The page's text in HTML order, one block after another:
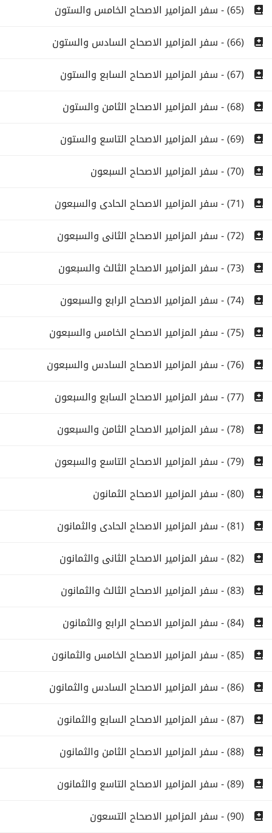
(65) - سفر المزامير الاصحاح الخامس والستون
(66) - سفر المزامير الاصحاح السادس والستون
(67) - سفر المزامير الاصحاح السابع والستون
(68) - سفر المزامير الاصحاح الثامن والستون
(69) - سفر المزامير الاصحاح التاسع والستون
(70) - سفر المزامير الاصحاح السبعون
(71) - سفر المزامير الاصحاح الحادى والسبعون
(72) - سفر المزامير الاصحاح الثانى والسبعون
(73) - سفر المزامير الاصحاح الثالث والسبعون
(74) - سفر المزامير الاصحاح الرابع والسبعون
(75) - سفر المزامير الاصحاح الخامس والسبعون
(76) - سفر المزامير الاصحاح السادس والسبعون
(77) - سفر المزامير الاصحاح السابع والسبعون
(78) - سفر المزامير الاصحاح الثامن والسبعون
(79) - سفر المزامير الاصحاح التاسع والسبعون
(80) - سفر المزامير الاصحاح الثمانون
(81) - سفر المزامير الاصحاح الحادى والثمانون
(82) - سفر المزامير الاصحاح الثانى والثمانون
(83) - سفر المزامير الاصحاح الثالث والثمانون
(84) - سفر المزامير الاصحاح الرابع والثمانون
(85) - سفر المزامير الاصحاح الخامس والثمانون
(86) - سفر المزامير الاصحاح السادس والثمانون
(87) - سفر المزامير الاصحاح السابع والثمانون
(88) - سفر المزامير الاصحاح الثامن والثمانون
(89) - سفر المزامير الاصحاح التاسع والثمانون
(90) - سفر المزامير الاصحاح التسعون